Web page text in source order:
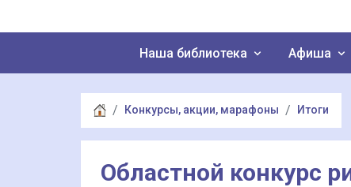
Наша библиотека Афиша
Конкурсы, акции, марафоны Итоги
Областной конкурс